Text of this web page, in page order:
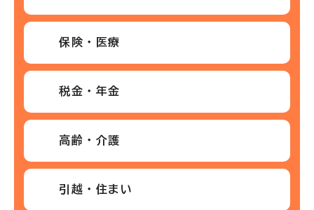
保険・医療
税金・年金
高齢・介護
引越・住まい